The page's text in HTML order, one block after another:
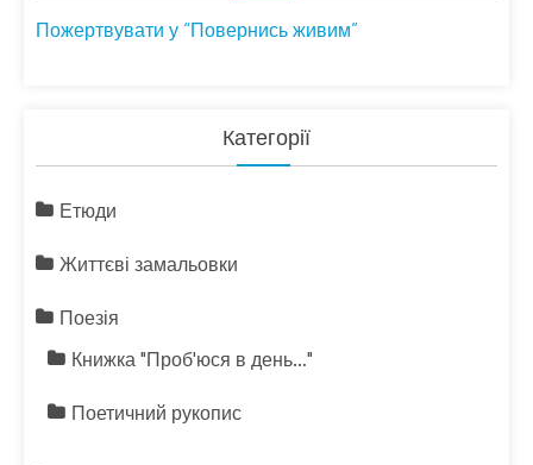
Пожертвувати у “Повернись живим”
Категорії
Етюди
Життєві замальовки
Поезія
Книжка "Проб'юся в день…"
Поетичний рукопис